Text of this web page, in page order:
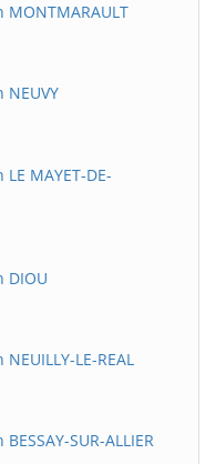
MAYET-DE-
DIOU
LE-REAL
SUR-ALLIER